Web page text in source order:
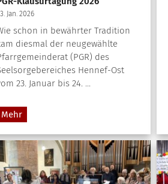
Jan. 2026
schon in bewährter Tradition
diesmal der neugewählte
(PGR) des
Hennef-Ost
23. Januar bis 24. ...
Mehr